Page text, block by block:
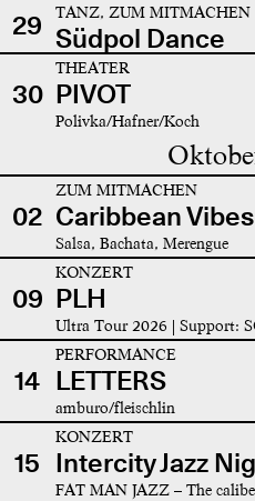
29 TANZ, ZUM MITMACHEN
Südpol Dance
30
THEATER
PIVOT
Polivka/Hafner/Koch
02
ZUM MITMACHEN
Caribbean Vibes
Salsa, Bachata, Merengue
09
KONZERT
PLH
Ultra Tour 2026 | Support:
14
PERFORMANCE
LETTERS
amburo/fleischlin
15
KONZERT
Intercity Jazz
FAT MAN JAZZ – The